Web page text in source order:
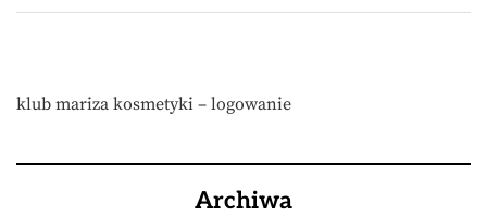
klub mariza kosmetyki – logowanie
Archiwa